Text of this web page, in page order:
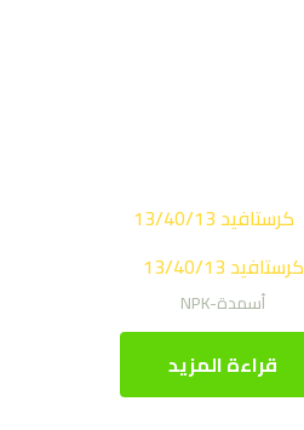
كرستافيد 13/40/13
أسمدة-NPK
قراءة المزيد